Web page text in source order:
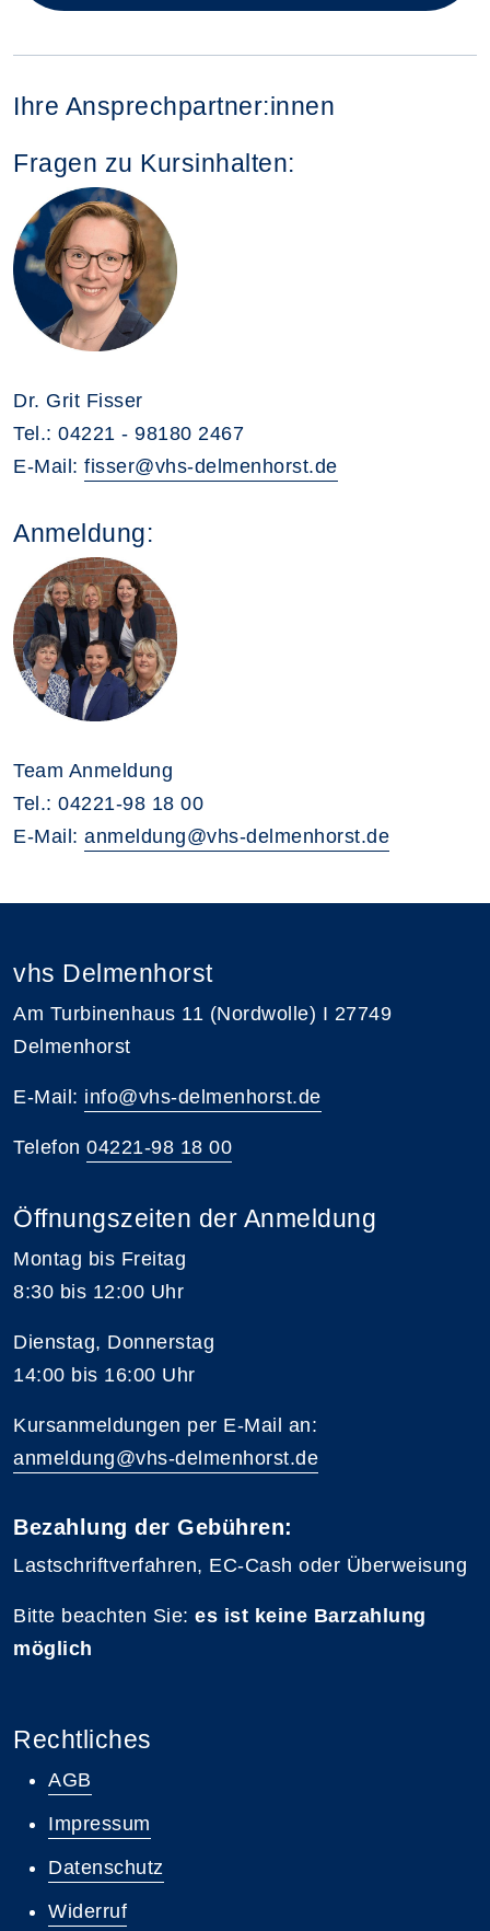
Ihre Ansprechpartner:innen
Fragen zu Kursinhalten:
Dr. Grit Fisser
Tel.: 04221 - 98180 2467
E-Mail: fisser@vhs-delmenhorst.de
Anmeldung:
Team Anmeldung
Tel.: 04221-98 18 00
E-Mail: anmeldung@vhs-delmenhorst.de
vhs Delmenhorst
Am Turbinenhaus 11 (Nordwolle) I 27749
Delmenhorst
E-Mail: info@vhs-delmenhorst.de
Telefon 04221-98 18 00
Öffnungszeiten der Anmeldung
Montag bis Freitag
8:30 bis 12:00 Uhr
Dienstag, Donnerstag
14:00 bis 16:00 Uhr
Kursanmeldungen per E-Mail an:
anmeldung@vhs-delmenhorst.de
Bezahlung der Gebühren:
Lastschriftverfahren, EC-Cash oder Überweisung
Bitte beachten Sie: es ist keine Barzahlung
möglich
Rechtliches
AGB
Impressum
Datenschutz
Widerruf